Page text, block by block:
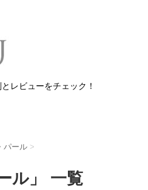
レビューをチェック！
パール >
ル」 一覧